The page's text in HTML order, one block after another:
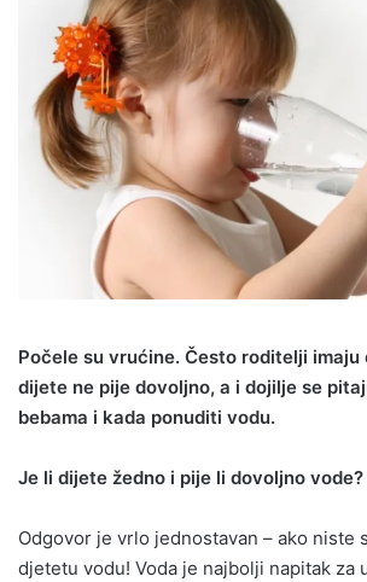
Počele su vrućine. Često roditelji
dijete ne pije dovoljno, a i dojilje se
bebama i kada ponuditi vodu.
Je li dijete žedno i pije li dovoljno vode?
Odgovor je vrlo jednostavan – ako niste
djetetu vodu! Voda je najbolji napitak za